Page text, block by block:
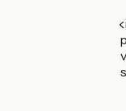
- diverse items:
the baroque path,
(online boutique
- on request: